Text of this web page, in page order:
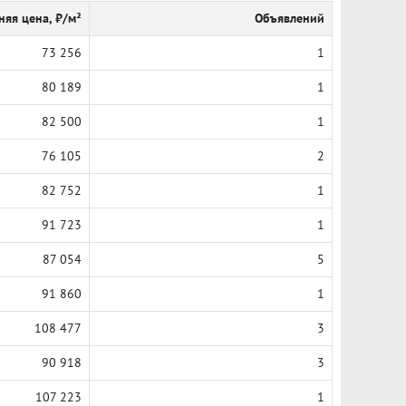
цена, ₽/м² Объявлений
73 256 1
80 189 1
82 500 1
76 105 2
82 752 1
91 723 1
87 054 5
91 860 1
108 477 3
90 918 3
107 223 1